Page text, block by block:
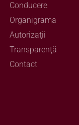
Conducere
Organigrama
Autorizaţii
Transparenţă
Contact